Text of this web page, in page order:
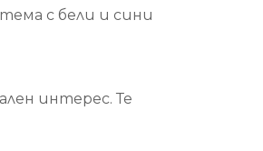
с бели и сини
интерес. Те